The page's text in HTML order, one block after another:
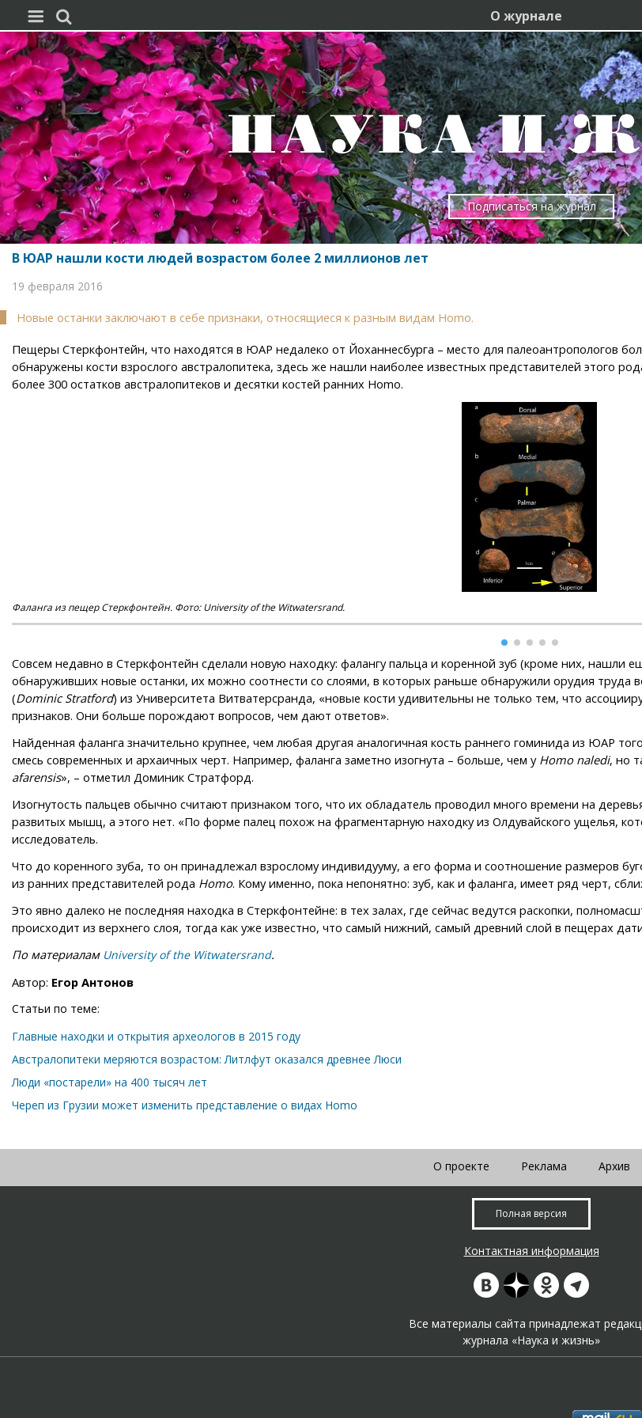
  О журнале
Подписаться на журнал
В ЮАР нашли кости людей возрастом более 2 миллионов лет
19 февраля 2016
Новые останки заключают в себе признаки, относящиеся к разным видам Homo.
Пещеры Стеркфонтейн, что находятся в ЮАР недалеко от Йоханнесбурга – место для палеоантропологов
обнаружены кости взрослого австралопитека, здесь же нашли наиболее известных представителей этого
более 300 остатков австралопитеков и десятки костей ранних Homo.
Фаланга из пещер Стеркфонтейн. Фото: University of the Witwatersrand.
Совсем недавно в Стеркфонтейн сделали новую находку: фалангу пальца и коренной зуб (кроме них, нашли
обнаруживших новые останки, их можно соотнести со слоями, в которых раньше обнаружили орудия труда
(Dominic Stratford) из Университета Витватерсранда, «новые кости удивительны не только тем, что
признаков. Они больше порождают вопросов, чем дают ответов».
Найденная фаланга значительно крупнее, чем любая другая аналогичная кость раннего гоминида из ЮАР
смесь современных и архаичных черт. Например, фаланга заметно изогнута – больше, чем у Homo naledi, но
afarensis», – отметил Доминик Стратфорд.
Изогнутость пальцев обычно считают признаком того, что их обладатель проводил много времени на
развитых мышц, а этого нет. «По форме палец похож на фрагментарную находку из Олдувайского ущелья,
исследователь.
Что до коренного зуба, то он принадлежал взрослому индивидууму, а его форма и соотношение размеров
из ранних представителей рода Homo. Кому именно, пока непонятно: зуб, как и фаланга, имеет ряд черт,
Это явно далеко не последняя находка в Стеркфонтейне: в тех залах, где сейчас ведутся раскопки,
происходит из верхнего слоя, тогда как уже известно, что самый нижний, самый древний слой в пещерах
По материалам University of the Witwatersrand.
Автор: Егор Антонов
Статьи по теме:
Главные находки и открытия археологов в 2015 году
Австралопитеки меряются возрастом: Литлфут оказался древнее Люси
Люди «постарели» на 400 тысяч лет
Череп из Грузии может изменить представление о видах Homo
О проекте Реклама Архив
Полная версия
Контактная информация
Все материалы сайта принадлежат
журнала «Наука и жизнь»